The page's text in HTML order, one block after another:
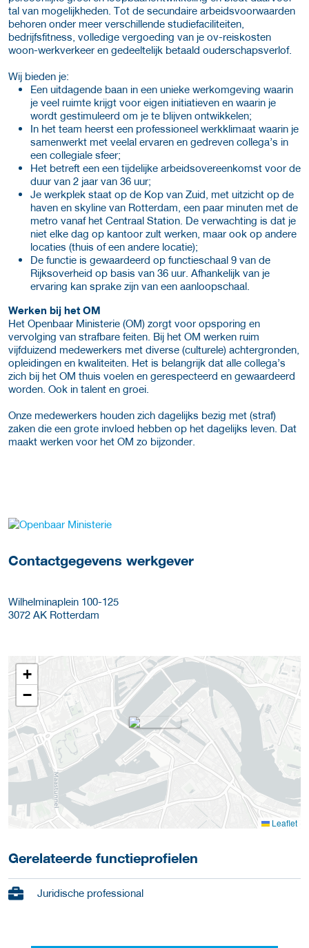
tal van mogelijkheden. Tot de secundaire arbeidsvoorwaarden
behoren onder meer verschillende studiefaciliteiten,
bedrijfsfitness, volledige vergoeding van je ov-reiskosten
woon-werkverkeer en gedeeltelijk betaald ouderschapsverlof.
Wij bieden je:
Een uitdagende baan in een unieke werkomgeving waarin
je veel ruimte krijgt voor eigen initiatieven en waarin je
wordt gestimuleerd om je te blijven ontwikkelen;
In het team heerst een professioneel werkklimaat waarin je
samenwerkt met veelal ervaren en gedreven collega’s in
een collegiale sfeer;
Het betreft een een tijdelijke arbeidsovereenkomst voor de
duur van 2 jaar van 36 uur;
Je werkplek staat op de Kop van Zuid, met uitzicht op de
haven en skyline van Rotterdam, een paar minuten met de
metro vanaf het Centraal Station. De verwachting is dat je
niet elke dag op kantoor zult werken, maar ook op andere
locaties (thuis of een andere locatie);
De functie is gewaardeerd op functieschaal 9 van de
Rijksoverheid op basis van 36 uur. Afhankelijk van je
ervaring kan sprake zijn van een aanloopschaal.
Werken bij het OM
Het Openbaar Ministerie (OM) zorgt voor opsporing en
vervolging van strafbare feiten. Bij het OM werken ruim
vijfduizend medewerkers met diverse (culturele) achtergronden,
opleidingen en kwaliteiten. Het is belangrijk dat alle collega’s
zich bij het OM thuis voelen en gerespecteerd en gewaardeerd
worden. Ook in talent en groei.
Onze medewerkers houden zich dagelijks bezig met (straf)
zaken die een grote invloed hebben op het dagelijks leven. Dat
maakt werken voor het OM zo bijzonder.
Meer werkgever details
Contactgegevens werkgever
Wilhelminaplein 100-125
3072 AK Rotterdam
+
−
Leaflet
Gerelateerde functieprofielen
Juridische professional